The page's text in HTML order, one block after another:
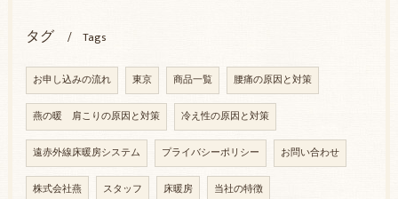
タグ Tags
お申し込みの流れ 東京 商品一覧 腰痛の原因と対策
燕の暖 肩こりの原因と対策 冷え性の原因と対策
遠赤外線床暖房システム プライバシーポリシー お問い合わせ
株式会社燕 スタッフ 床暖房 当社の特徴